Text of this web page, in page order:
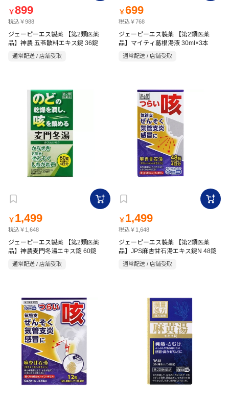
￥899
税込￥988
ジェーピーエス製薬 【第2類医薬
品】神農 五苓散料エキス錠 36錠
通常配送 / 店舗受取
￥699
税込￥768
ジェーピーエス製薬 【第2類医薬
品】マイティ葛根湯液 30ml×3本
通常配送 / 店舗受取
￥ 1,499
税込￥1,648
ジェーピーエス製薬 【第2類医薬
品】神農麦門冬湯エキス錠 60錠
通常配送 / 店舗受取
￥ 1,499
税込￥1,648
ジェーピーエス製薬 【第2類医薬
品】JPS麻杏甘石湯エキス錠N 48錠
通常配送 / 店舗受取